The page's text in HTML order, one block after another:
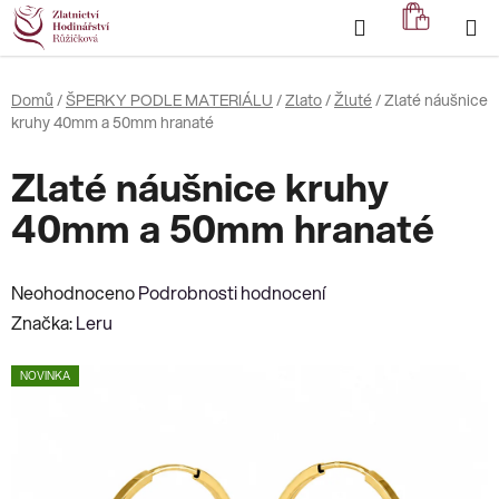
Přejít
na
obsah
Hledat
KOŠÍK
Domů /ŠPERKY PODLE MATERIÁLU /Zlato/Žluté/Zlaté náušnice
kruhy 40mm a 50mm hranaté
Zlaté náušnice kruhy
40mm a 50mm hranaté
Průměrné
hodnocení
je
NeohodnocenoPodrobnosti hodnocení
Značka:Leru
NOVINKA